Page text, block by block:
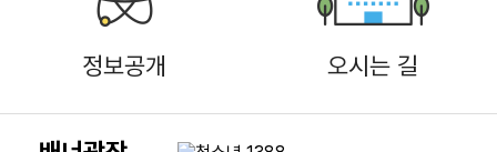
정보공개 오시는 길